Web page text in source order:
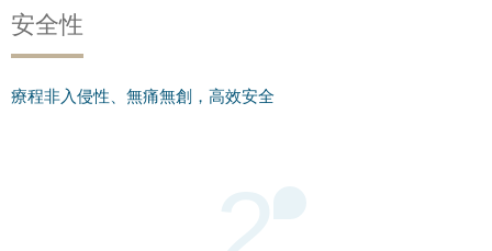
安全性
療程非入侵性、無痛無創，高效安全